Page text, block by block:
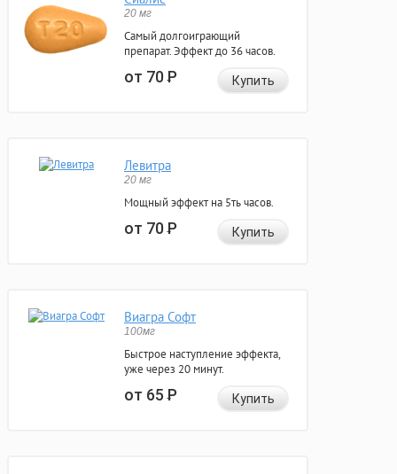
20 мг
Самый долгоиграющий
препарат. Эффект до 36 часов.
от 70Р Купить
Левитра
20 мг
Мощный эффект на 5ть часов.
от 70Р Купить
Виагра Софт
100мг
Быстрое наступление эффекта,
уже через 20 минут.
от 65Р Купить